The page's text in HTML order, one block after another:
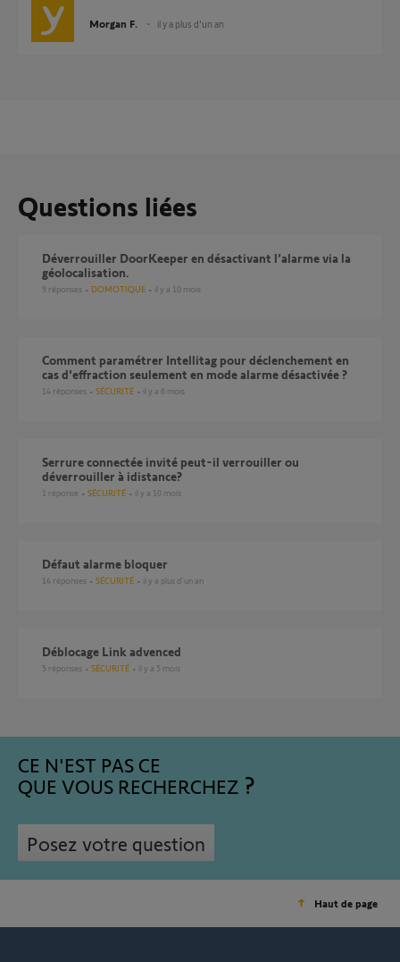
Morgan F. il y a plus d'un an
Questions liées
Déverrouiller DoorKeeper en désactivant l’alarme via la
géolocalisation.
9 réponses DOMOTIQUE il y a 10 mois
Comment paramétrer Intellitag pour déclenchement en
cas d'effraction seulement en mode alarme désactivée ?
14 réponses SÉCURITÉ il y a 6 mois
Serrure connectée invité peut-il verrouiller ou
déverrouiller à idistance?
1 réponse SÉCURITÉ il y a 10 mois
Défaut alarme bloquer
14 réponses SÉCURITÉ il y a plus d'un an
Déblocage Link advenced
5 réponses SÉCURITÉ il y a 5 mois
CE N'EST PAS CE
QUE VOUS RECHERCHEZ
Posez votre question
Haut de page